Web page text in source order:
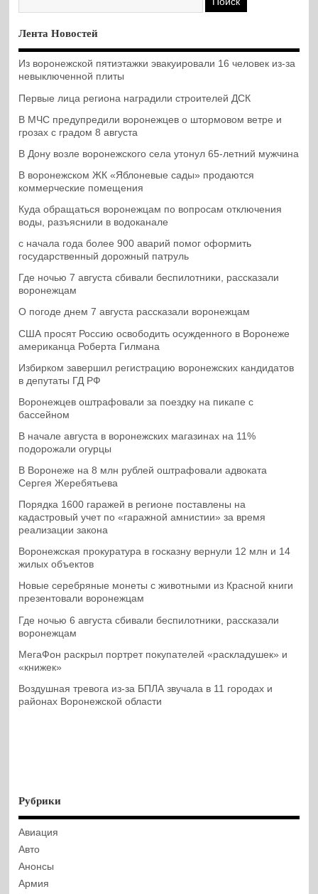
Лента Новостей
Из воронежской пятиэтажки эвакуировали 16 человек из-за
невыключенной плиты
Первые лица региона наградили строителей ДСК
В МЧС предупредили воронежцев о штормовом ветре и
грозах с градом 8 августа
В Дону возле воронежского села утонул 65-летний мужчина
В воронежском ЖК «Яблоневые сады» продаются
коммерческие помещения
Куда обращаться воронежцам по вопросам отключения
воды, разъяснили в водоканале
с начала года более 900 аварий помог оформить
государственный дорожный патруль
Где ночью 7 августа сбивали беспилотники, рассказали
воронежцам
О погоде днем 7 августа рассказали воронежцам
США просят Россию освободить осужденного в Воронеже
американца Роберта Гилмана
Избирком завершил регистрацию воронежских кандидатов
в депутаты ГД РФ
Воронежцев оштрафовали за поездку на пикапе с
бассейном
В начале августа в воронежских магазинах на 11%
подорожали огурцы
В Воронеже на 8 млн рублей оштрафовали адвоката
Сергея Жеребятьева
Порядка 1600 гаражей в регионе поставлены на
кадастровый учет по «гаражной амнистии» за время
реализации закона
Воронежская прокуратура в госказну вернули 12 млн и 14
жилых объектов
Новые серебряные монеты с животными из Красной книги
презентовали воронежцам
Где ночью 6 августа сбивали беспилотники, рассказали
воронежцам
МегаФон раскрыл портрет покупателей «раскладушек» и
«книжек»
Воздушная тревога из-за БПЛА звучала в 11 городах и
районах Воронежской области
Рубрики
Авиация
Авто
Анонсы
Армия